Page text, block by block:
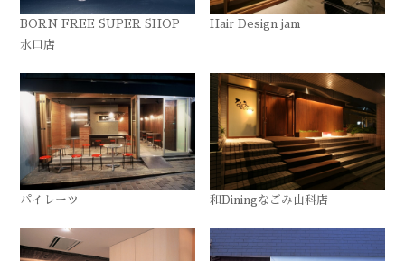
BORN FREE SUPER SHOP
水口店
Hair Design jam
パイレーツ 和Diningなごみ山科店